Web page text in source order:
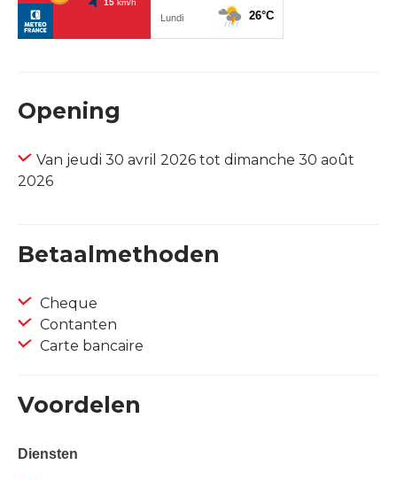
Opening
Van jeudi 30 avril 2026 tot dimanche 30 août
2026
Betaalmethoden
Cheque
Contanten
Carte bancaire
Voordelen
Diensten